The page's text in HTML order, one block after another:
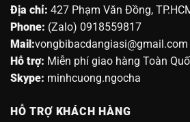
Địa chỉ: 427 Phạm Văn Đồng,
Phone: (Zalo) 0918559817
Mail:vongbibacdangiasi@gmail.com
Hỗ trợ: Miễn phí giao hàng Toàn
Skype: minhcuong.ngocha
HỖ TRỢ KHÁCH HÀNG